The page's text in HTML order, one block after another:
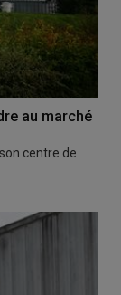
au marché
centre de